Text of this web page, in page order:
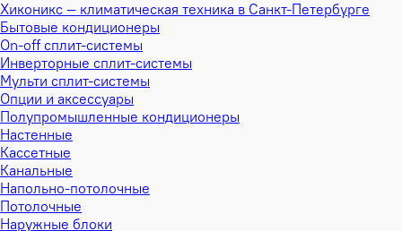
Хиконикс — климатическая техника в Санкт-Петербурге
Бытовые кондиционеры
On-off сплит-системы
Инверторные сплит-системы
Мульти сплит-системы
Опции и аксессуары
Полупромышленные кондиционеры
Настенные
Кассетные
Канальные
Напольно-потолочные
Потолочные
Наружные блоки